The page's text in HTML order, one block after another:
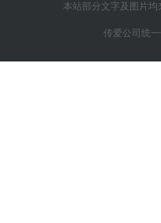
本站部分文字及图片
传爱公司统一